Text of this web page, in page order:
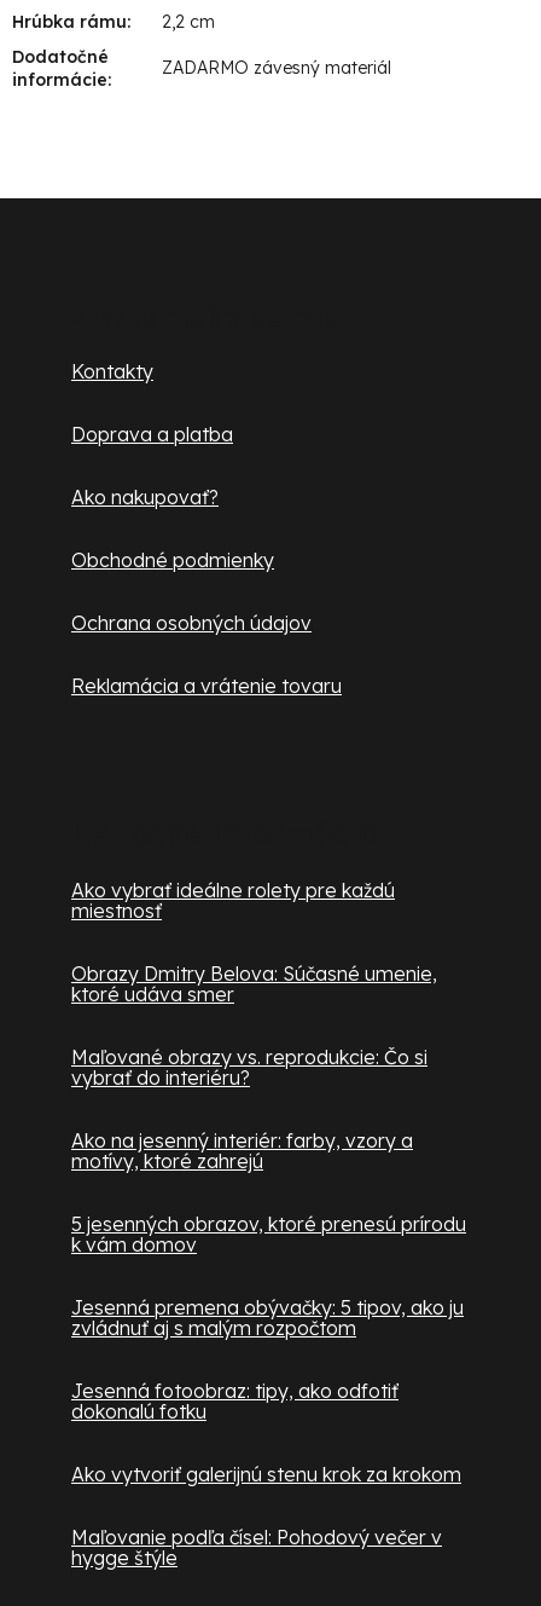
Hrúbka rámu:
2,2 cm
Dodatočné
informácie:
ZADARMO závesný materiál
Kontakty
Doprava a platba
Ako nakupovať?
Obchodné podmienky
Ochrana osobných údajov
Reklamácia a vrátenie tovaru
Ako vybrať ideálne rolety pre každú
miestnosť
Obrazy Dmitry Belova: Súčasné umenie,
ktoré udáva smer
Maľované obrazy vs. reprodukcie: Čo si
vybrať do interiéru?
Ako na jesenný interiér: farby, vzory a
motívy, ktoré zahrejú
5 jesenných obrazov, ktoré prenesú prírodu
k vám domov
Jesenná premena obývačky: 5 tipov, ako ju
zvládnuť aj s malým rozpočtom
Jesenná fotoobraz: tipy, ako odfotiť
dokonalú fotku
Ako vytvoriť galerijnú stenu krok za krokom
Maľovanie podľa čísel: Pohodový večer v
hygge štýle